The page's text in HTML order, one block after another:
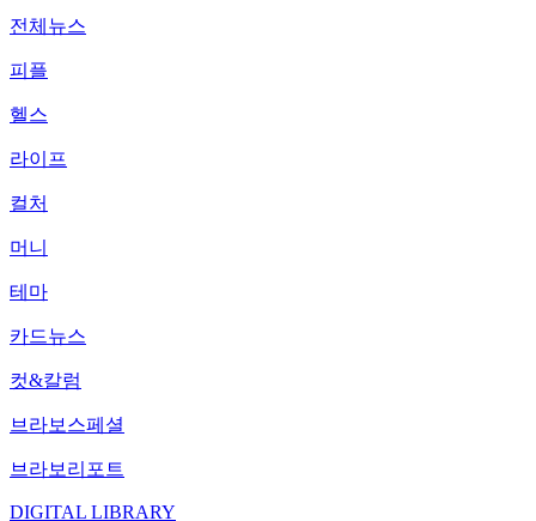
전체뉴스
피플
헬스
라이프
컬처
머니
테마
카드뉴스
컷&칼럼
브라보스페셜
브라보리포트
DIGITAL LIBRARY